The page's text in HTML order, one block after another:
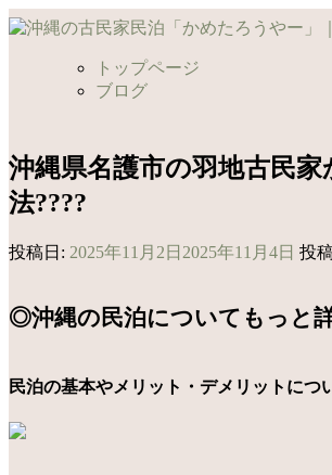
コ
ン
ス
キ
ッ
トップページ
ブログ
沖縄県名護市の羽地古民
法????
投稿日: 2025年11月2日 2025年11月4日 投
◎沖縄の民泊についてもっと
民泊の基本やメリット・デメリットにつ